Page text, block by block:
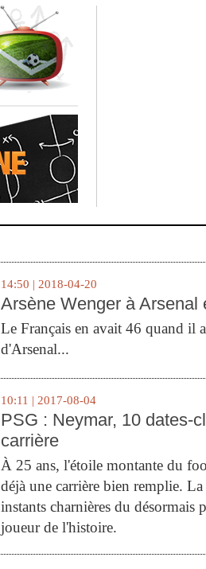
14:50 | 2018-04-20
Arsène Wenger à Arsenal
Le Français en avait 46 quand il
d'Arsenal...
10:11 | 2017-08-04
PSG : Neymar, 10 dates-
carrière
À 25 ans, l'étoile montante du
déjà une carrière bien remplie.
instants charnières du désormais
joueur de l'histoire.